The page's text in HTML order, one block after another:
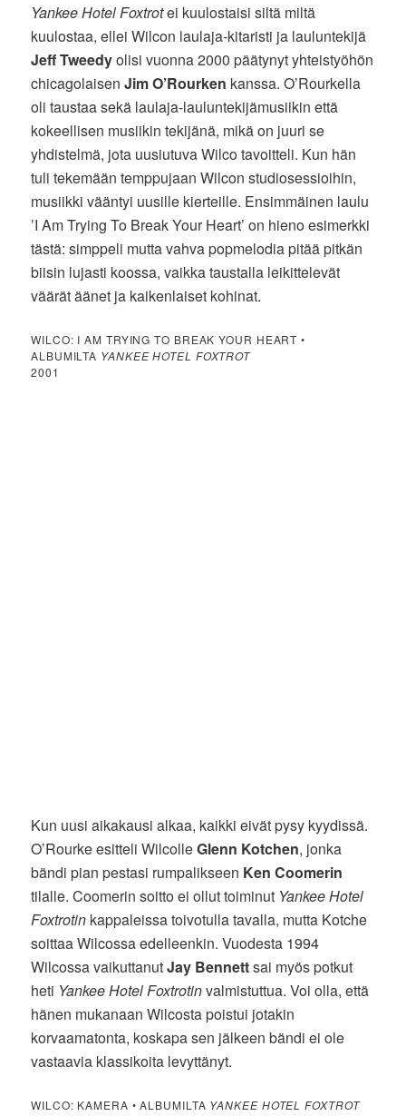
Yankee Hotel Foxtrotei kuulostaisi siltä miltä
kuulostaa, ellei Wilcon laulaja-kitaristi ja lauluntekijä
Jeff Tweedyolisi vuonna 2000 päätynyt yhteistyöhön
chicagolaisenJim O’Rourken kanssa. O’Rourkella
oli taustaa sekä laulaja-lauluntekijämusiikin että
kokeellisen musiikin tekijänä, mikä on juuri se
yhdistelmä, jota uusiutuva Wilco tavoitteli. Kun hän
tuli tekemään temppujaan Wilcon studiosessioihin,
musiikki vääntyi uusille kierteille. Ensimmäinen laulu
’I Am Trying To Break Your Heart’ on hieno esimerkki
tästä: simppeli mutta vahva popmelodia pitää pitkän
biisin lujasti koossa, vaikka taustalla leikittelevät
väärät äänet ja kaikenlaiset kohinat.
WILCO: I AM TRYING TO BREAK YOUR HEART •
ALBUMILTA YANKEE HOTEL FOXTROT
2001
Kun uusi aikakausi alkaa, kaikki eivät pysy kyydissä.
O’Rourke esitteli WilcolleGlenn Kotchen, jonka
bändi pian pestasi rumpalikseen Ken Coomerin
tilalle. Coomerin soitto ei ollut toiminut Yankee Hotel
Foxtrotin kappaleissa toivotulla tavalla, mutta Kotche
soittaa Wilcossa edelleenkin. Vuodesta 1994
Wilcossa vaikuttanutJay Bennettsai myös potkut
heti Yankee Hotel Foxtrotinvalmistuttua. Voi olla, että
hänen mukanaan Wilcosta poistui jotakin
korvaamatonta, koskapa sen jälkeen bändi ei ole
vastaavia klassikoita levyttänyt.
WILCO: KAMERA • ALBUMILTA YANKEE HOTEL FOXTROT